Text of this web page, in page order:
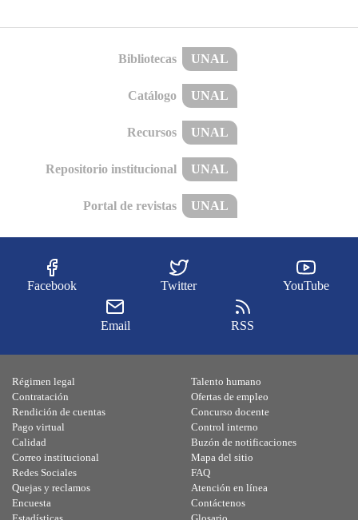
Bibliotecas UNAL
Catálogo UNAL
Recursos UNAL
Repositorio institucional UNAL
Portal de revistas UNAL
Facebook Twitter YouTube
Email RSS
Régimen legal
Contratación
Rendición de cuentas
Pago virtual
Calidad
Talento humano
Ofertas de empleo
Concurso docente
Control interno
Buzón de notificaciones
Correo institucional
Redes Sociales
Quejas y reclamos
Encuesta
Mapa del sitio
FAQ
Atención en línea
Contáctenos